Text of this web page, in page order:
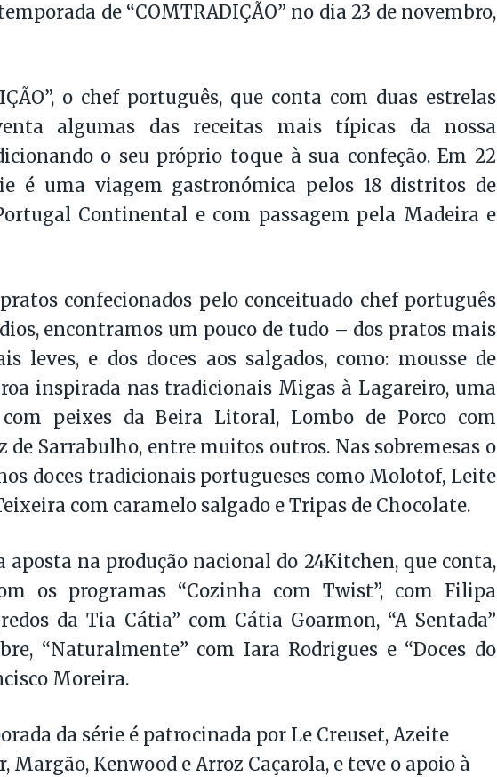
de “COMTRADIÇÃO” no dia 23 de novembro,
o chef português, que conta com duas estrelas
algumas das receitas mais típicas da nossa
o seu próprio toque à sua confeção. Em 22
é uma viagem gastronómica pelos 18 distritos de
Continental e com passagem pela Madeira e
confecionados pelo conceituado chef português
encontramos um pouco de tudo – dos pratos mais
leves, e dos doces aos salgados, como: mousse de
inspirada nas tradicionais Migas à Lagareiro, uma
peixes da Beira Litoral, Lombo de Porco com
de Sarrabulho, entre muitos outros. Nas sobremesas o
doces tradicionais portugueses como Molotof, Leite
com caramelo salgado e Tripas de Chocolate.
aposta na produção nacional do 24Kitchen, que conta,
os programas “Cozinha com Twist”, com Filipa
da Tia Cátia” com Cátia Goarmon, “A Sentada”
“Naturalmente” com Iara Rodrigues e “Doces do
Moreira.
da série é patrocinada por Le Creuset, Azeite
Margão, Kenwood e Arroz Caçarola, e teve o apoio à